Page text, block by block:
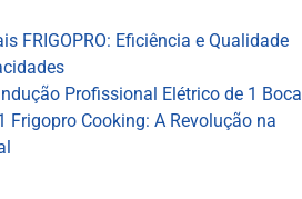
FRIGOPRO: Eficiência e Qualidade
Profissional Elétrico de 1 Boca
Frigopro Cooking: A Revolução na